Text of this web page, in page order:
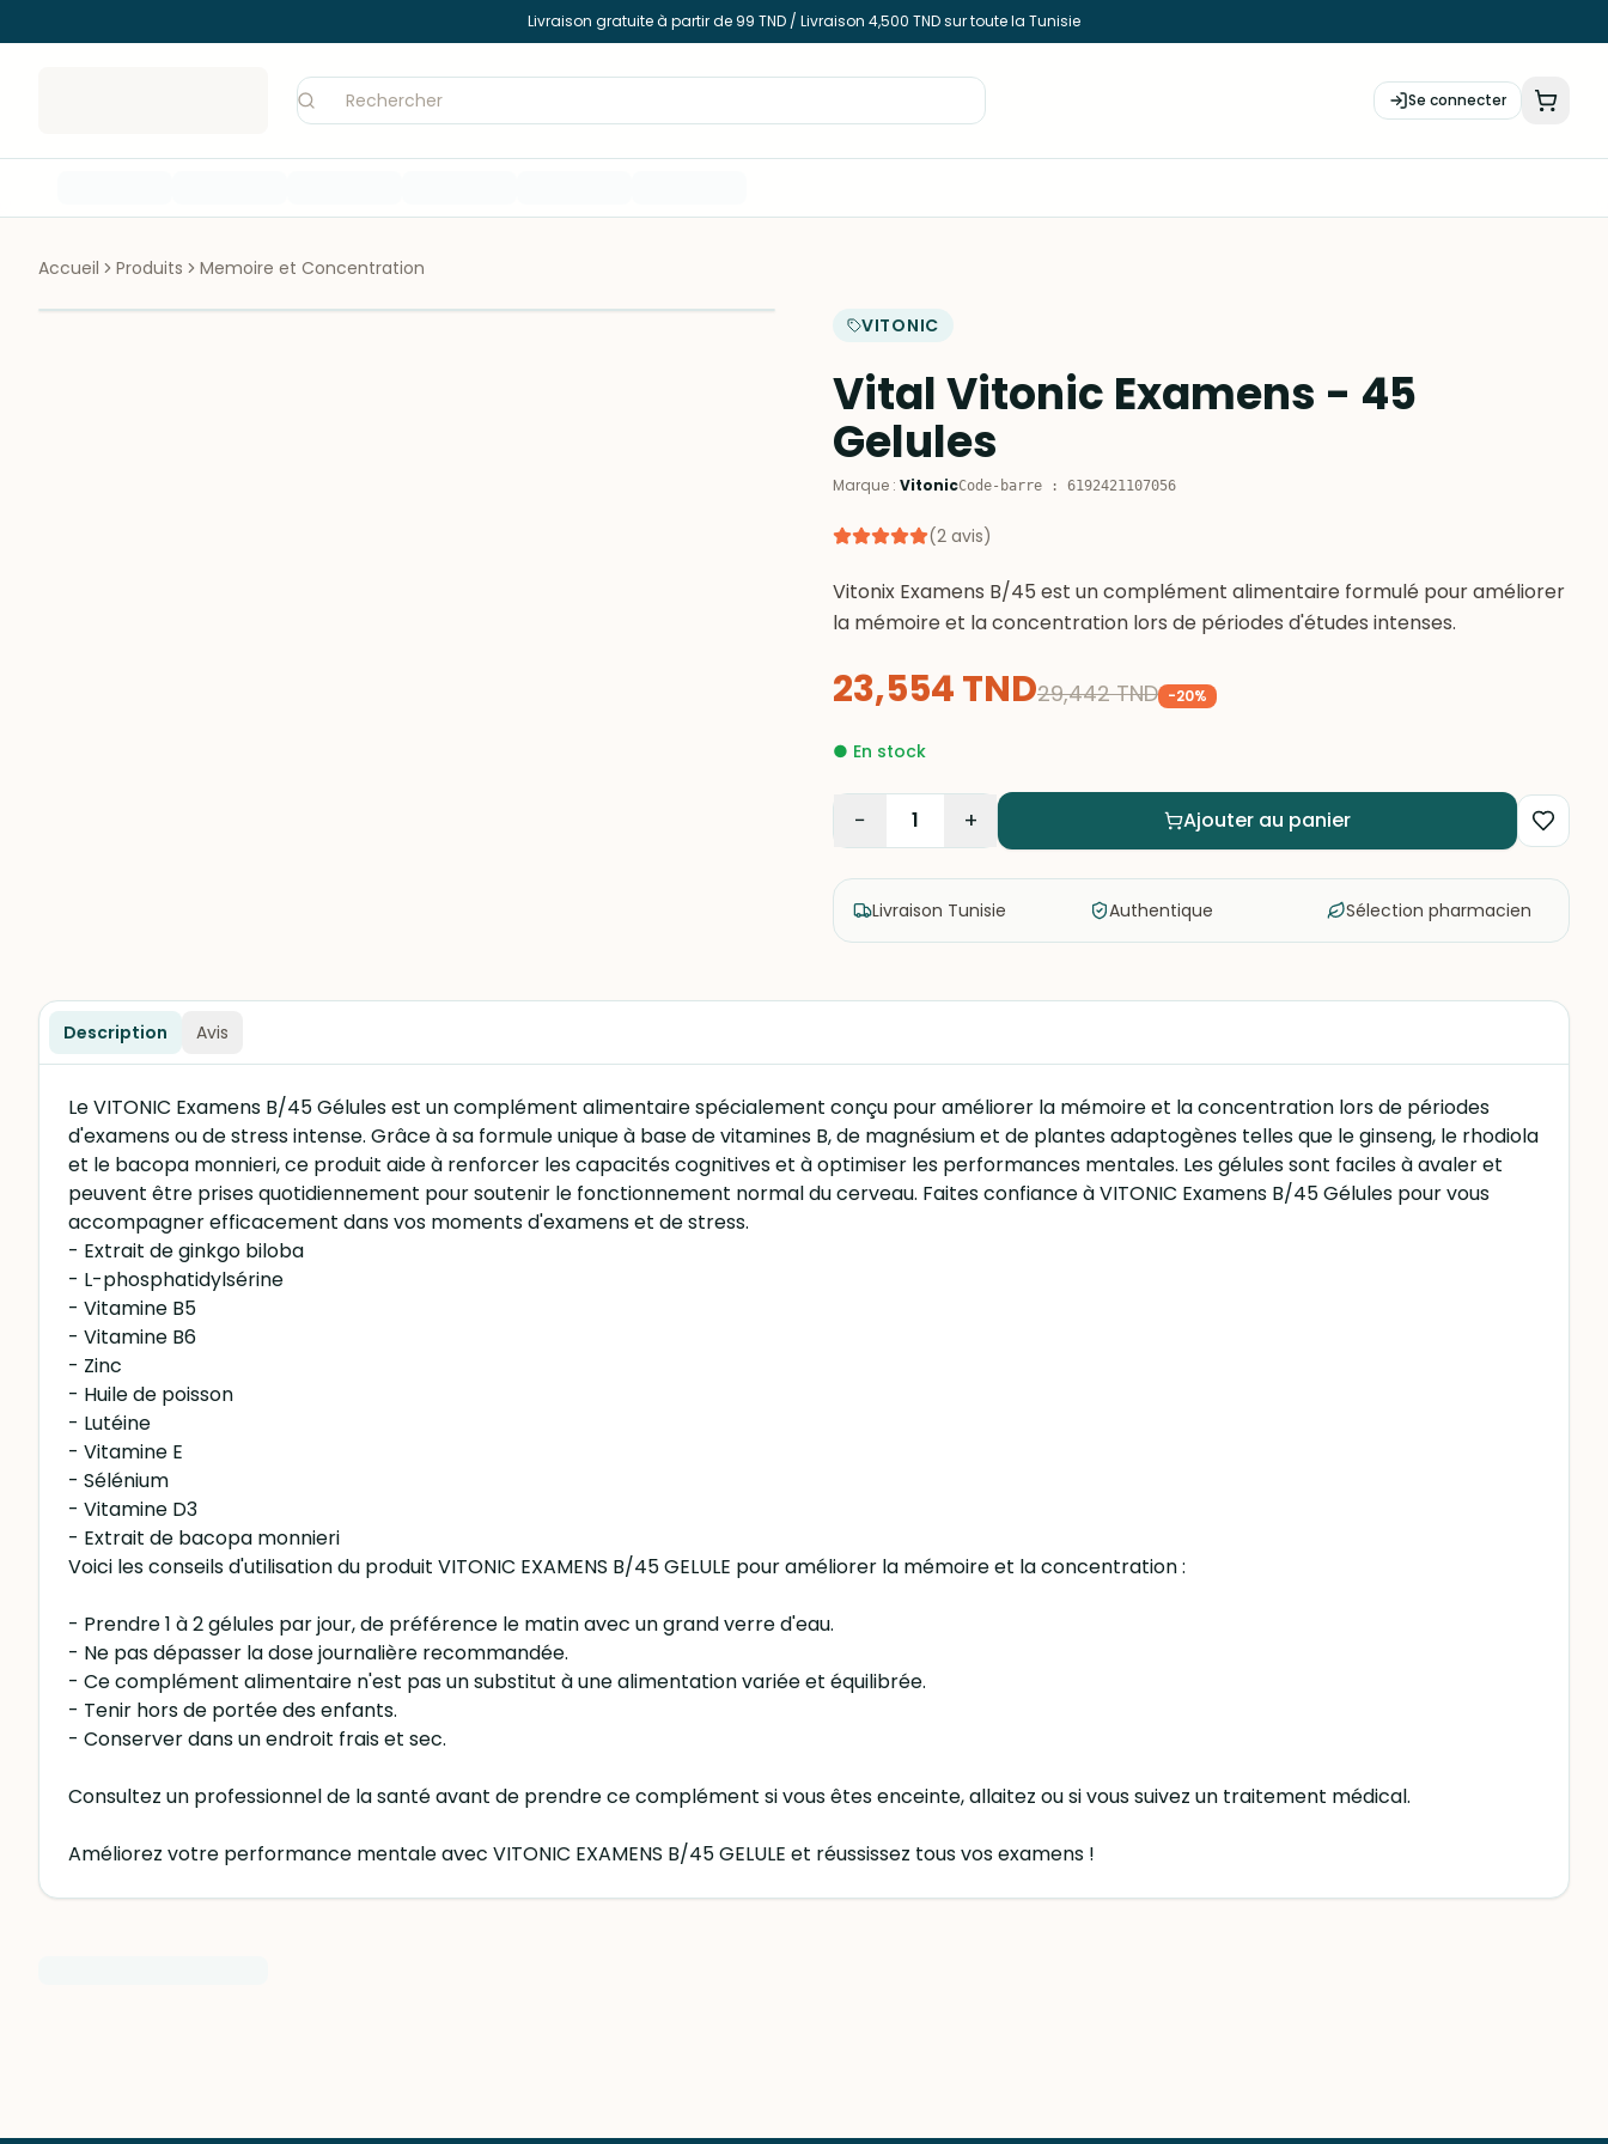
Livraison gratuite à partir de 99 TND / Livraison 4,500 TND sur toute la Tunisie
Se connecter
Accueil Produits Memoire et Concentration
VITONIC
Vital Vitonic Examens - 45
Gelules
Marque : VitonicCode-barre : 6192421107056
(2 avis)
Vitonix Examens B/45 est un complément alimentaire formulé pour améliorer
la mémoire et la concentration lors de périodes d'études intenses.
23,554TND29,442 TND -20%
● En stock
− 1 + Ajouter au panier
Livraison Tunisie Authentique Sélection pharmacien
Description Avis
Le VITONIC Examens B/45 Gélules est un complément alimentaire spécialement conçu pour améliorer la mémoire et la concentration lors de périodes
d'examens ou de stress intense. Grâce à sa formule unique à base de vitamines B, de magnésium et de plantes adaptogènes telles que le ginseng, le rhodiola
et le bacopa monnieri, ce produit aide à renforcer les capacités cognitives et à optimiser les performances mentales. Les gélules sont faciles à avaler et
peuvent être prises quotidiennement pour soutenir le fonctionnement normal du cerveau. Faites confiance à VITONIC Examens B/45 Gélules pour vous
accompagner efficacement dans vos moments d'examens et de stress.
- Extrait de ginkgo biloba
- L-phosphatidylsérine
- Vitamine B5
- Vitamine B6
- Zinc
- Huile de poisson
- Lutéine
- Vitamine E
- Sélénium
- Vitamine D3
- Extrait de bacopa monnieri
Voici les conseils d'utilisation du produit VITONIC EXAMENS B/45 GELULE pour améliorer la mémoire et la concentration :
- Prendre 1 à 2 gélules par jour, de préférence le matin avec un grand verre d'eau.
- Ne pas dépasser la dose journalière recommandée.
- Ce complément alimentaire n'est pas un substitut à une alimentation variée et équilibrée.
- Tenir hors de portée des enfants.
- Conserver dans un endroit frais et sec.
Consultez un professionnel de la santé avant de prendre ce complément si vous êtes enceinte, allaitez ou si vous suivez un traitement médical.
Améliorez votre performance mentale avec VITONIC EXAMENS B/45 GELULE et réussissez tous vos examens !